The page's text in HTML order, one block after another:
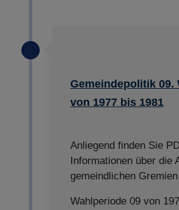
Gemeindepolitik 09.
von 1977 bis 1981
Anliegend finden Sie
Informationen über die
gemeindlichen
Wahlperiode 09 von